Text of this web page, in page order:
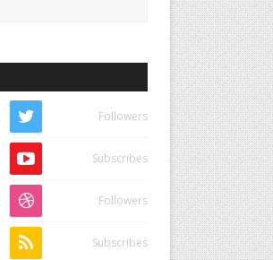
Followers
Subscribes
Followers
Subscribes